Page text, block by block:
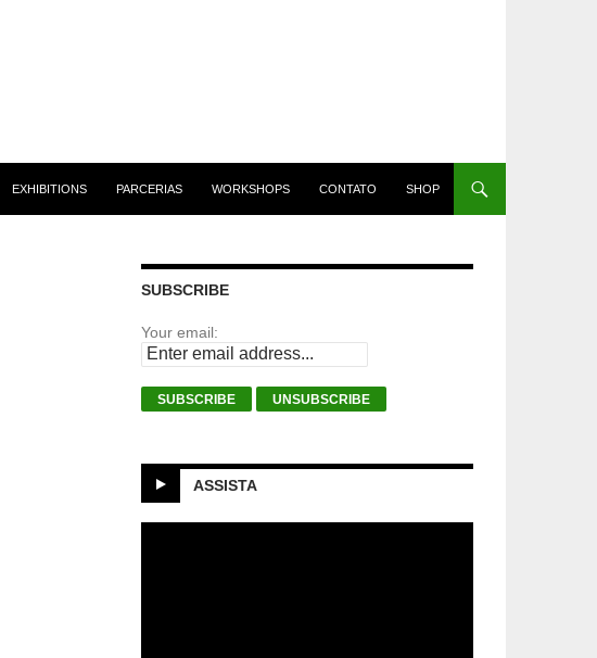
EXHIBITIONS PARCERIAS WORKSHOPS CONTATO SHOP
SUBSCRIBE
Your email:
ASSISTA